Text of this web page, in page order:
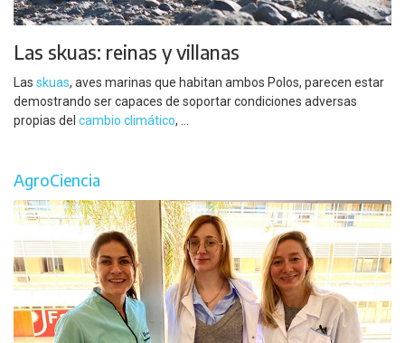
Las skuas: reinas y villanas
Las skuas, aves marinas que habitan ambos Polos, parecen estar
demostrando ser capaces de soportar condiciones adversas
propias del cambio climático, ...
AgroCiencia